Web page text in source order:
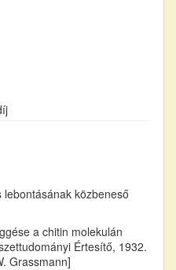
közbeneső
a chitin molekulán
Értesítő, 1932.
Grassmann]